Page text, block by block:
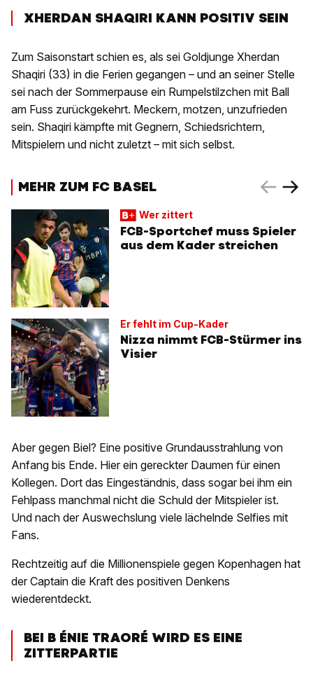
XHERDAN SHAQIRI KANN POSITIV SEIN
Zum Saisonstart schien es, als sei Goldjunge Xherdan
Shaqiri (33) in die Ferien gegangen – und an seiner Stelle
sei nach der Sommerpause ein Rumpelstilzchen mit Ball
am Fuss zurückgekehrt. Meckern, motzen, unzufrieden
sein. Shaqiri kämpfte mit Gegnern, Schiedsrichtern,
Mitspielern und nicht zuletzt – mit sich selbst.
MEHR ZUM FC BASEL
Wer zittert
FCB-Sportchef muss Spieler
aus dem Kader streichen
Er fehlt im Cup-Kader
Nizza nimmt FCB-Stürmer ins
Visier
Aber gegen Biel? Eine positive Grundausstrahlung von
Anfang bis Ende. Hier ein gereckter Daumen für einen
Kollegen. Dort das Eingeständnis, dass sogar bei ihm ein
Fehlpass manchmal nicht die Schuld der Mitspieler ist.
Und nach der Auswechslung viele lächelnde Selfies mit
Fans.
Rechtzeitig auf die Millionenspiele gegen Kopenhagen hat
der Captain die Kraft des positiven Denkens
wiederentdeckt.
BEI B ÉNIE TRAORÉ WIRD ES EINE
ZITTERPARTIE